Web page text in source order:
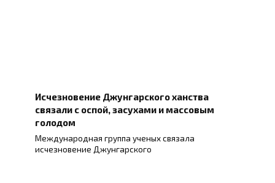
Исчезновение Джунгарского ханства
связали с оспой, засухами и массовым
голодом
Международная группа ученых связала
исчезновение Джунгарского